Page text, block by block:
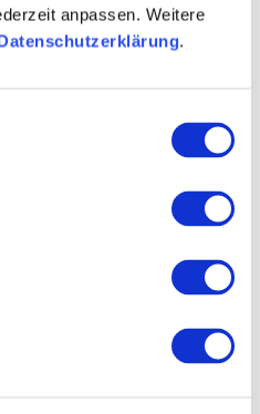
anpassen. Weitere
.